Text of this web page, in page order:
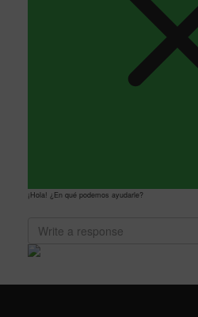
¡Hola! ¿En qué podemos ayudarle?